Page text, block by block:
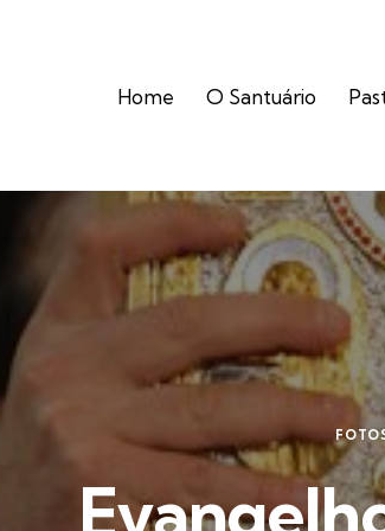
Home O Santuário